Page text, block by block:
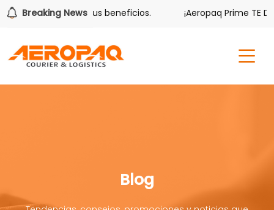
Breaking News
también tiene sus beneficios. ¡Aeropaq Prime TE DA
Blog